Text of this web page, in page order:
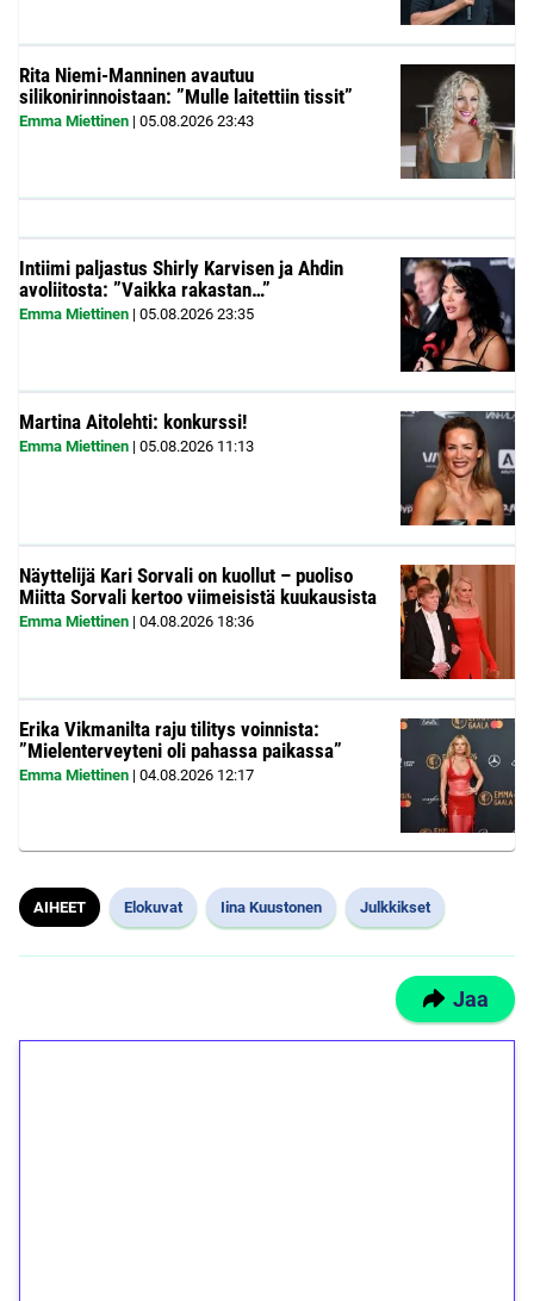
Rita Niemi-Manninen avautuu
silikonirinnoistaan: ”Mulle laitettiin tissit”
Emma Miettinen | 05.08.2026 23:43
Intiimi paljastus Shirly Karvisen ja Ahdin
avoliitosta: ”Vaikka rakastan…”
Emma Miettinen | 05.08.2026 23:35
Martina Aitolehti: konkurssi!
Emma Miettinen | 05.08.2026 11:13
Näyttelijä Kari Sorvali on kuollut – puoliso
Miitta Sorvali kertoo viimeisistä kuukausista
Emma Miettinen | 04.08.2026 18:36
Erika Vikmanilta raju tilitys voinnista:
”Mielenterveyteni oli pahassa paikassa”
Emma Miettinen | 04.08.2026 12:17
AIHEET Elokuvat Iina Kuustonen Julkkikset
Jaa